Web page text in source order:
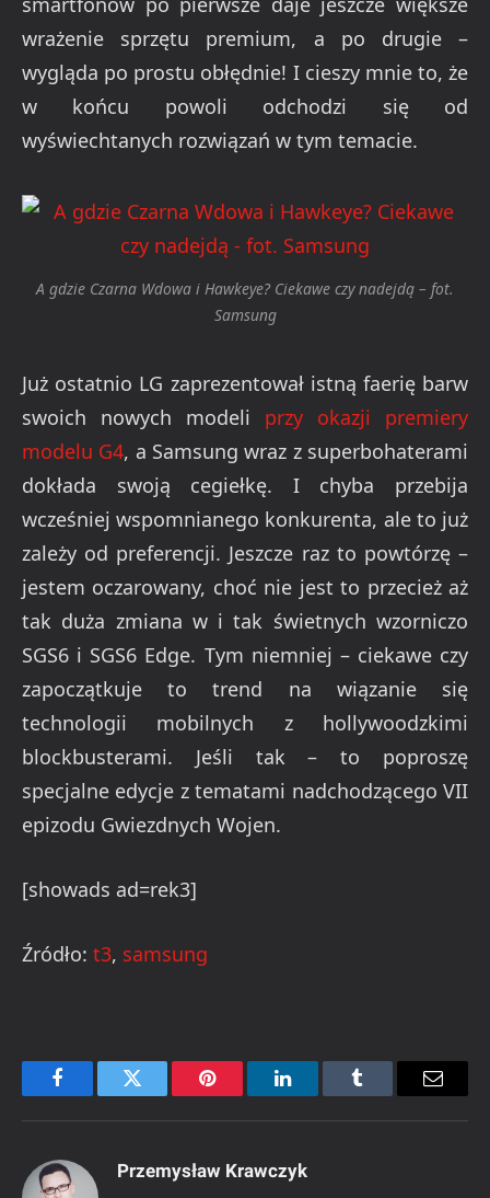
wrażenie sprzętu premium, a po drugie –
wygląda po prostu obłędnie! I cieszy mnie to, że
w końcu powoli odchodzi się od
wyświechtanych rozwiązań w tym temacie.
A gdzie Czarna Wdowa i Hawkeye? Ciekawe czy nadejdą – fot.
Samsung
Już ostatnio LG zaprezentował istną faerię barw
swoich nowych modeli przy okazji premiery
modelu G4, a Samsung wraz z superbohaterami
dokłada swoją cegiełkę. I chyba przebija
wcześniej wspomnianego konkurenta, ale to już
zależy od preferencji. Jeszcze raz to powtórzę –
jestem oczarowany, choć nie jest to przecież aż
tak duża zmiana w i tak świetnych wzorniczo
SGS6 i SGS6 Edge. Tym niemniej – ciekawe czy
zapoczątkuje to trend na wiązanie się
technologii mobilnych z hollywoodzkimi
blockbusterami. Jeśli tak – to poproszę
specjalne edycje z tematami nadchodzącego VII
epizodu Gwiezdnych Wojen.
[showads ad=rek3]
Źródło: t3, samsung
FacebookTwitter Pinterest LinkedInTumblr Email
Przemysław Krawczyk